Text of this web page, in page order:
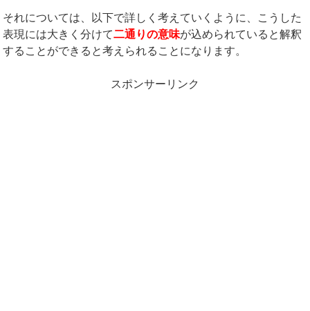
それについては、以下で詳しく考えていくように、こうした
表現には大きく分けて二通りの意味が込められていると解釈
することができると考えられることになります。
スポンサーリンク